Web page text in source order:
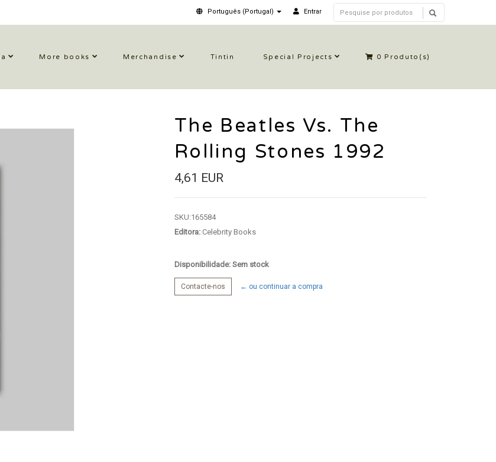
Português (Portugal) Entrar
More books Merchandise Tintin Special Projects 0 Produto(s)
The Beatles Vs. The
Rolling Stones 1992
4,61 EUR
SKU:165584
Editora:Celebrity Books
Disponibilidade: Sem stock
Contacte-nos ← ou continuar a compra